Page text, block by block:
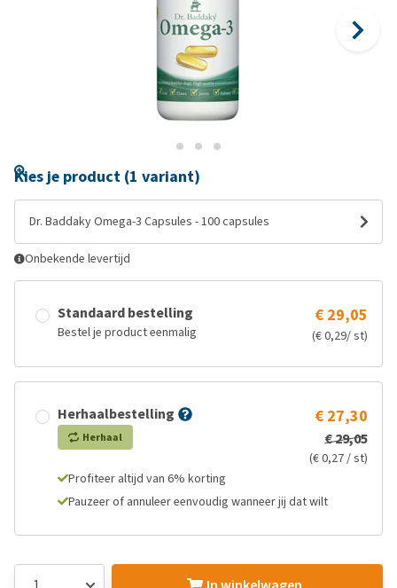
Kies je product (1 variant)
Dr. Baddaky Omega-3 Capsules - 100 capsules
Onbekende levertijd
Standaard bestelling
Bestel je product eenmalig
€ 29,05
(€ 0,29/ st)
Herhaalbestelling
Herhaal
€ 27,30
€ 29,05
(€ 0,27 / st)
Profiteer altijd van 6% korting
Pauzeer of annuleer eenvoudig wanneer jij dat wilt